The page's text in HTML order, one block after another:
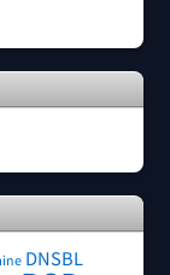
DNSBL